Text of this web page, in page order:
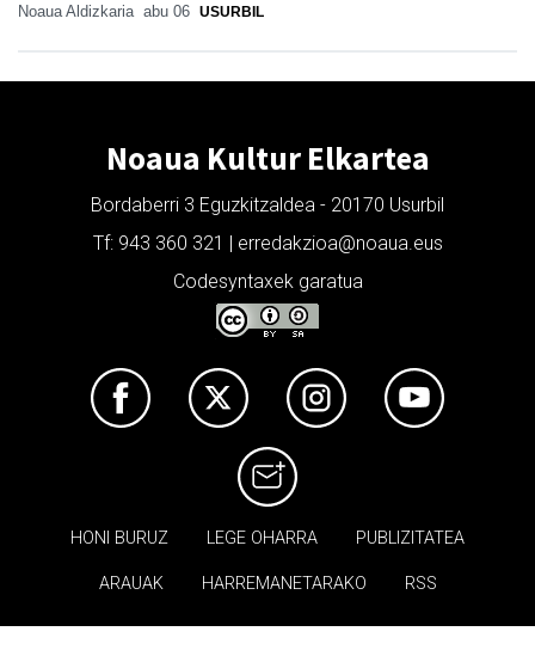
Noaua Aldizkaria abu 06 USURBIL
Noaua Kultur Elkartea
Bordaberri 3 Eguzkitzaldea - 20170 Usurbil
Tf: 943 360 321 | erredakzioa@noaua.eus
Codesyntaxek garatua
HONI BURUZ LEGE OHARRA PUBLIZITATEA
ARAUAK HARREMANETARAKO RSS